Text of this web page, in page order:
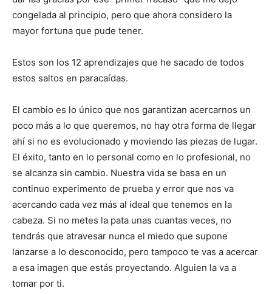
congelada al principio, pero que ahora considero la
mayor fortuna que pude tener.
Estos son los 12 aprendizajes que he sacado de todos
estos saltos en paracaídas.
El cambio es lo único que nos garantizan acercarnos un
poco más a lo que queremos, no hay otra forma de llegar
ahí si no es evolucionado y moviendo las piezas de lugar.
El éxito, tanto en lo personal como en lo profesional, no
se alcanza sin cambio. Nuestra vida se basa en un
continuo experimento de prueba y error que nos va
acercando cada vez más al ideal que tenemos en la
cabeza. Si no metes la pata unas cuantas veces, no
tendrás que atravesar nunca el miedo que supone
lanzarse a lo desconocido, pero tampoco te vas a acercar
a esa imagen que estás proyectando. Alguien la va a
tomar por ti.